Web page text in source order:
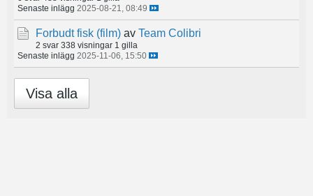
Senaste inlägg 2025-08-21, 08:49
Forbudt fisk (film) av Team Colibri
2 svar 338 visningar 1 gilla
Senaste inlägg 2025-11-06, 15:50
Visa alla